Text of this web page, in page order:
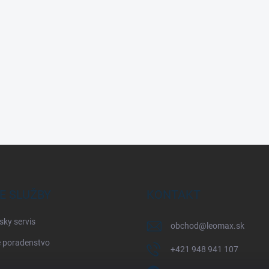
SLUŽBY
servis
poradenstvo
KONTAKT
obchod@ leomax.sk
+421 948 941 107